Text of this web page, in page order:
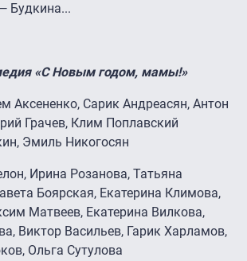
Будкина...
«С Новым годом, мамы!»
Аксененко, Сарик Андреасян, Антон
Грачев, Клим Поплавский
Эмиль Никогосян
Ирина Розанова, Татьяна
Боярская, Екатерина Климова,
Матвеев, Екатерина Вилкова,
Виктор Васильев, Гарик Харламов,
Ольга Сутулова